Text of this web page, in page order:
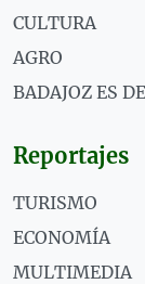
CULTURA
AGRO
BADAJOZ ES
Reportajes
TURISMO
ECONOMÍA
MULTIMEDIA